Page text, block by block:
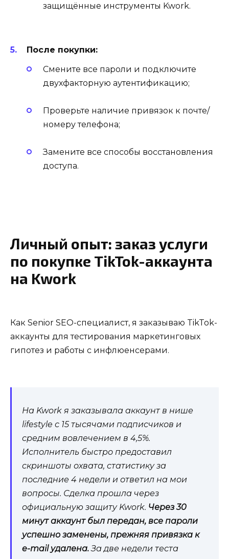
защищённые инструменты Kwork.
После покупки:
Смените все пароли и подключите
двухфакторную аутентификацию;
Проверьте наличие привязок к почте/
номеру телефона;
Замените все способы восстановления
доступа.
Личный опыт: заказ услуги
по покупке TikTok-аккаунта
на Kwork
Как Senior SEO-специалист, я заказываю TikTok-
аккаунты для тестирования маркетинговых
гипотез и работы с инфлюенсерами.
На Kwork я заказывала аккаунт в нише
lifestyle с 15 тысячами подписчиков и
средним вовлечением в 4,5%.
Исполнитель быстро предоставил
скриншоты охвата, статистику за
последние 4 недели и ответил на мои
вопросы. Сделка прошла через
официальную защиту Kwork. Через 30
минут аккаунт был передан, все пароли
успешно заменены, прежняя привязка к
e-mail удалена.За две недели теста